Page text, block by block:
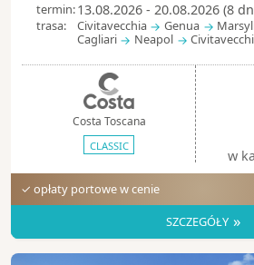
termin:13.08.2026 - 20.08.2026 (8
trasa: Civitavecchia Genua
Cagliari
Neapol
Costa Toscana
CLASSIC
w
✓ opłaty portowe w cenie
SZCZEGÓŁY »